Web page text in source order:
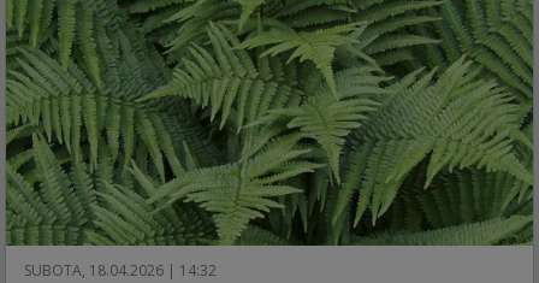
SUBOTA, 18.04.2026 | 14:32